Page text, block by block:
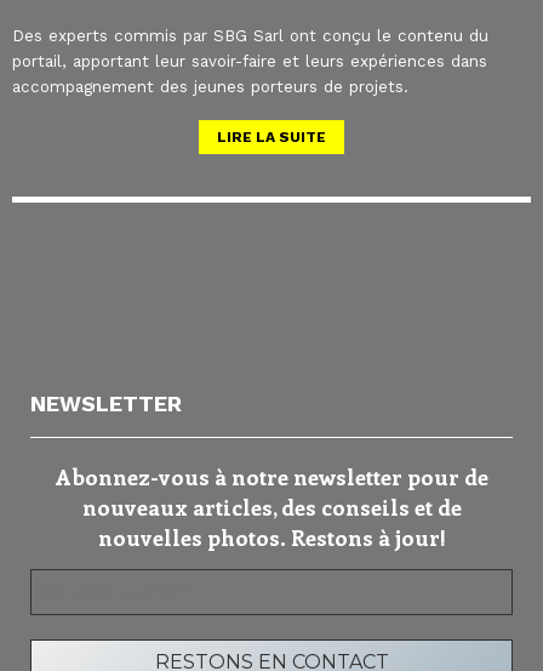
Des experts commis par SBG Sarl ont conçu le contenu du
portail, apportant leur savoir-faire et leurs expériences dans
accompagnement des jeunes porteurs de projets.
LIRE LA SUITE
NEWSLETTER
Abonnez-vous à notre newsletter pour de
nouveaux articles, des conseils et de
nouvelles photos. Restons à jour!